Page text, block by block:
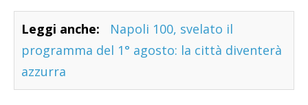
Leggi anche:
Napoli 100, svelato il
programma del 1° agosto: la città diventerà
azzurra